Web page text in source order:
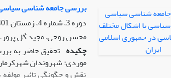
بررسی جامعه شناسی
دوره 3، شماره 4، زمستان 1401، صفحه
محسن روحی، مجید گل
چکیده تحقیق حاضر به
موردی: شهروندان
نقش و چگونگی تائیر